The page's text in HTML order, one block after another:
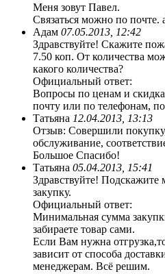
Меня зовут Павел.
Связаться можно по почте.
Адам 07.05.2013, 12:42
Здравствуйте! Скажите
7.50 коп. От количества
какого количества?
Официальный ответ:
Вопросы по ценам и
почту или по телефонам,
Татьяна 12.04.2013, 13:13
Отзыв: Совершили
обслуживание,
Большое Спасибо!
Татьяна 05.04.2013, 15:41
Здравствуйте!
закупку.
Официальный ответ:
Минимальная сумма
забираете товар сами.
Если Вам нужна
зависит от способа
менеджерам. Всё решим.